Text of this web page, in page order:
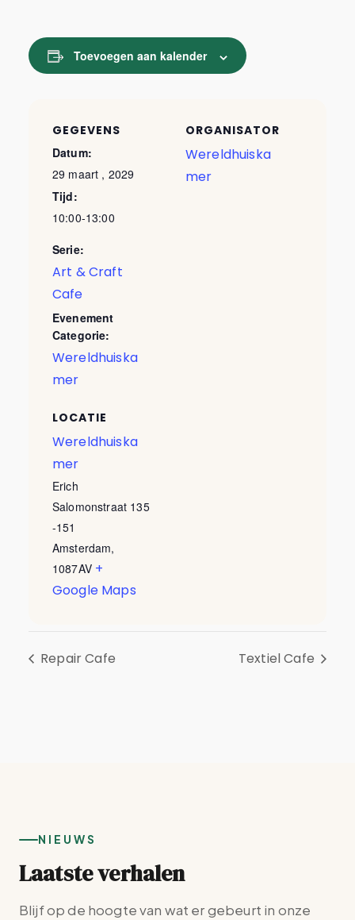
Toevoegen aan kalender
GEGEVENS
Datum:
29 maart , 2029
Tijd:
10:00-13:00
Serie:
Art & Craft
Cafe
Evenement
Categorie:
Wereldhuiska
mer
LOCATIE
Wereldhuiska
mer
Erich
Salomonstraat 135
-151
Amsterdam,
1087AV +
Google Maps
ORGANISATOR
Wereldhuiska
mer
Repair Cafe Textiel Cafe
NIEUWS
Laatste verhalen
Blijf op de hoogte van wat er gebeurt in onze